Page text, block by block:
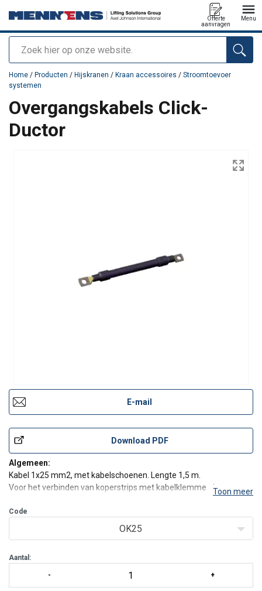
Zoeken
Offerte
aanvragen
Menu
toegevoegd aan uw offerte
Home / Producten / Hijskranen / Kraan accessoires / Stroomtoevoer
systemen
Overgangskabels Click-
Ductor
E-mail
Download PDF
Algemeen:
Kabel 1x25 mm2, met kabelschoenen. Lengte 1,5 m.
Voor het verbinden van koperstrips met kabelklemmen in
OK50. In sommige gevallen kunnen de kabels een voedingskabel
met te grote buitendiameter vervangen.
Toon meer
Code
OK25
Aantal: